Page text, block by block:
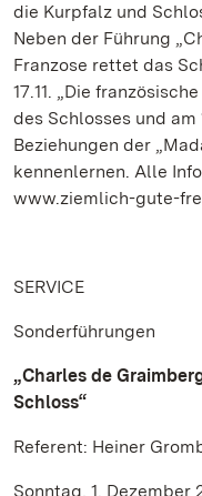
die Kurpfalz und
Neben der Führung
Franzose rettet das
17.11. „Die
des Schlosses und
Beziehungen der
kennenlernen. Alle
www.ziemlich-gute-
SERVICE
Sonderführungen
„Charles de
Schloss“
Referent: Heiner
Sonntag, 1. Dezember